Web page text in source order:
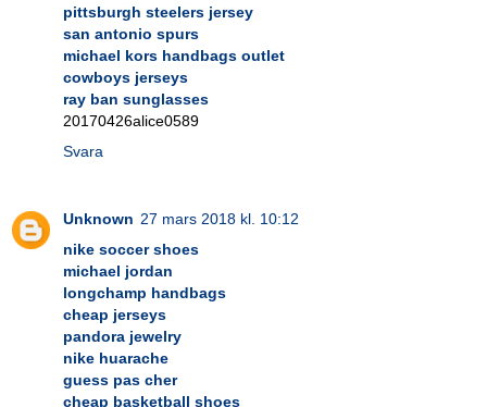
pittsburgh steelers jersey
san antonio spurs
michael kors handbags outlet
cowboys jerseys
ray ban sunglasses
20170426alice0589
Svara
Unknown 27 mars 2018 kl. 10:12
nike soccer shoes
michael jordan
longchamp handbags
cheap jerseys
pandora jewelry
nike huarache
guess pas cher
cheap basketball shoes